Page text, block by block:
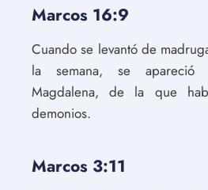
Marcos 16:9
Cuando se levantó de
la semana, se
Magdalena, de la que
demonios.
Marcos 3:11